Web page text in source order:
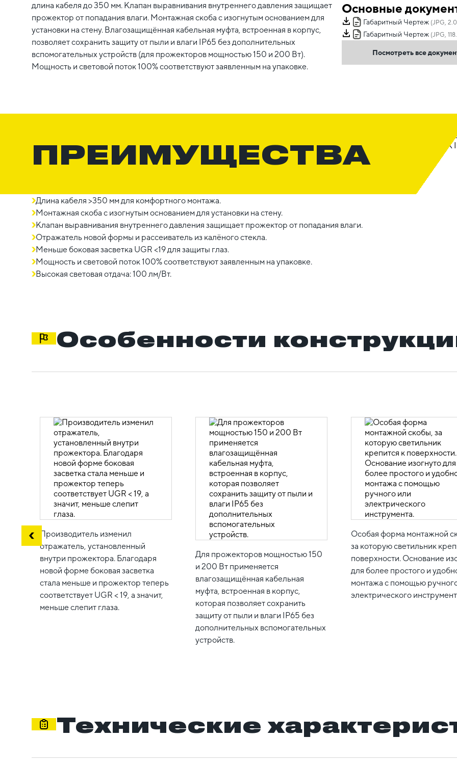
длина кабеля до 350 мм. Клапан выравнивания внутреннего давления защищает
прожектор от попадания влаги. Монтажная скоба с изогнутым основанием для
установки на стену. Влагозащищённая кабельная муфта, встроенная в корпус,
позволяет сохранить защиту от пыли и влаги IP65 без дополнительных
вспомогательных устройств (для прожекторов мощностью 150 и 200 Вт).
Мощность и световой поток 100% соответствуют заявленным на упаковке.
Основные
Габаритный Чертеж (JPG,
Габаритный Чертеж (JPG,
Посмотреть все
ПРЕИМУЩЕСТВА
Длина кабеля >350 мм для комфортного монтажа.
Монтажная скоба с изогнутым основанием для установки на стену.
Клапан выравнивания внутреннего давления защищает прожектор от попадания влаги.
Отражатель новой формы и рассеиватель из калёного стекла.
Меньше боковая засветка UGR <19 для защиты глаз.
Мощность и световой поток 100% соответствуют заявленным на упаковке.
Высокая световая отдача: 100 лм/Вт.
Особенности
Производитель изменил
отражатель, установленный
внутри прожектора. Благодаря
новой форме боковая засветка
стала меньше и прожектор теперь
соответствует UGR < 19, а значит,
меньше слепит глаза.
Для прожекторов мощностью 150
и 200 Вт применяется
влагозащищённая кабельная
муфта, встроенная в корпус,
которая позволяет сохранить
защиту от пыли и влаги IP65 без
дополнительных вспомогательных
устройств.
Особая форма монтажной
за которую светильник
поверхности. Основание
для более простого и
монтажа с помощью
электрического
Технические